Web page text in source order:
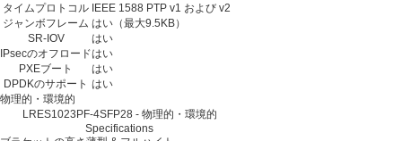
タイムプロトコル IEEE 1588 PTP v1 および v2
ジャンボフレーム はい（最大9.5KB）
SR-IOV
はい
IPsecのオフロードはい
PXEブート
はい
DPDKのサポート はい
物理的・環境的
LRES1023PF-4SFP28 - 物理的・環境的
Specifications